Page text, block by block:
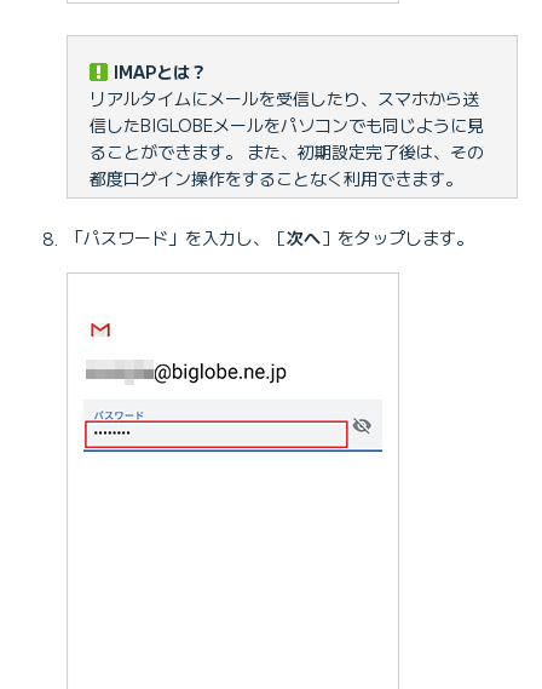
IMAPとは？
リアルタイムにメールを受信したり、スマホから送
信したBIGLOBEメールをパソコンでも同じように見
ることができます。 また、初期設定完了後は、その
都度ログイン操作をすることなく利用できます。
「パスワード」を入力し、［次へ］をタップします。